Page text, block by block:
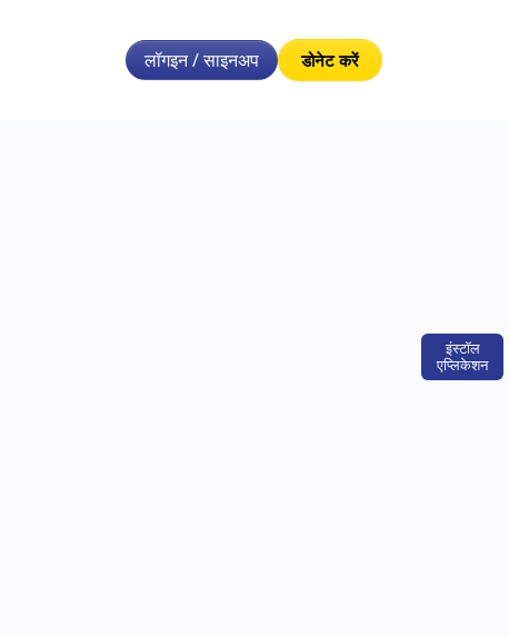
इंस्टॉल
एप्लिकेशन
लॉगइन / साइनअप डोनेट करें